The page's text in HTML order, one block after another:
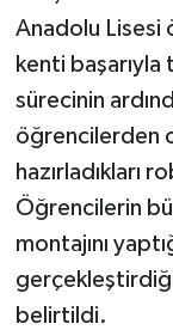
Anadolu Lisesi
kenti başarıyla
sürecinin
öğrencilerden
hazırladıkları
Öğrencilerin
montajını
gerçekleştirdiği
belirtildi.